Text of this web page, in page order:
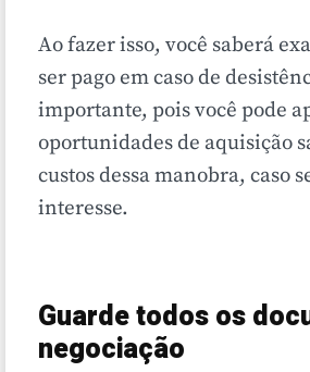
Ao fazer isso, você saberá
ser pago em caso de
importante, pois você pode
oportunidades de aquisição
custos dessa manobra, caso
interesse.
Guarde todos os
negociação